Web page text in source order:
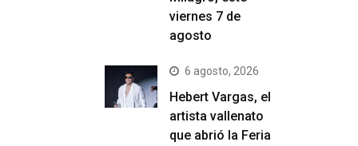
viernes 7 de
agosto
6 agosto, 2026
Hebert Vargas, el
artista vallenato
que abrió la Feria